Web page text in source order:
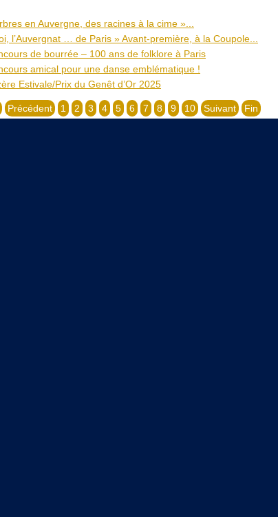
en Auvergne, des racines à la cime »...
l’Auvergnat … de Paris » Avant-première, à la Coupole...
de bourrée – 100 ans de folklore à Paris
amical pour une danse emblématique !
Estivale/Prix du Genêt d’Or 2025
Précédent 1 2 3 4 5 6 7 8 9 10 Suivant Fin